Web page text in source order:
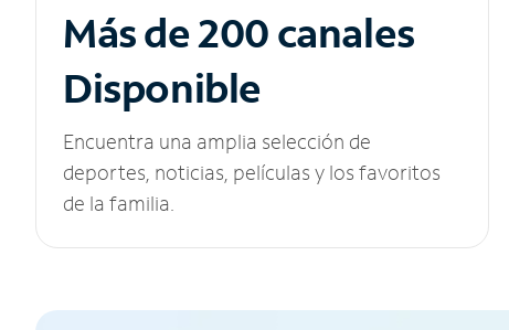
Más de 200 canales
Disponible
Encuentra una amplia selección de
deportes, noticias, películas y los favoritos
de la familia.